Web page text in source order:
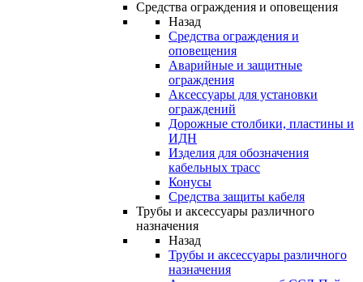
Средства ограждения и оповещения
Назад
Средства ограждения и
оповещения
Аварийные и защитные
ограждения
Аксессуары для установки
ограждений
Дорожные столбики, пластины и
ИДН
Изделия для обозначения
кабельных трасс
Конусы
Средства защиты кабеля
Трубы и аксессуары различного
назначения
Назад
Трубы и аксессуары различного
назначения